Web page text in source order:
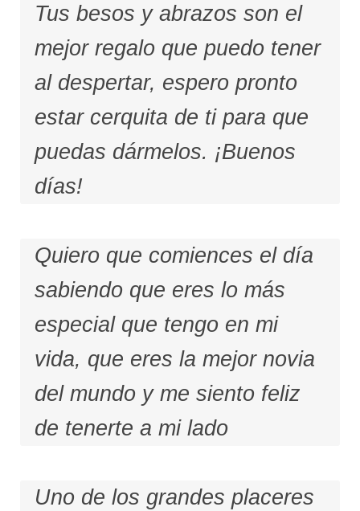
Tus besos y abrazos son el
mejor regalo que puedo tener
al despertar, espero pronto
estar cerquita de ti para que
puedas dármelos. ¡Buenos
días!
Quiero que comiences el día
sabiendo que eres lo más
especial que tengo en mi
vida, que eres la mejor novia
del mundo y me siento feliz
de tenerte a mi lado
Uno de los grandes placeres